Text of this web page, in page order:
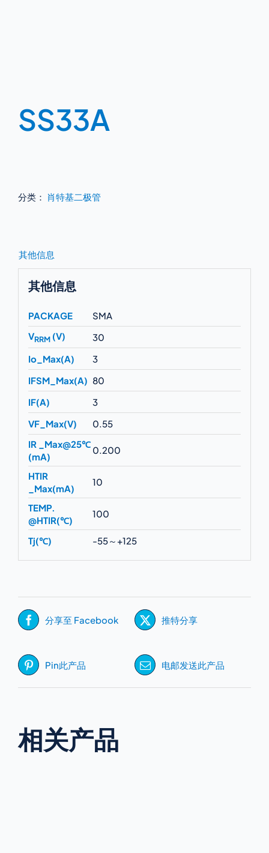
SS33A
分类： 肖特基二极管
其他信息
其他信息
PACKAGE
SMA
VRRM(V)
30
Io_Max(A)
3
IFSM_Max(A) 80
IF(A)
3
VF_Max(V)
0.55
IR _Max@25℃
(mA)
0.200
HTIR
_Max(mA)
10
TEMP.
@HTIR(℃)
100
Tj(℃) -55～+125
分享至 Facebook 推特分享
Pin此产品 电邮发送此产品
相关产品